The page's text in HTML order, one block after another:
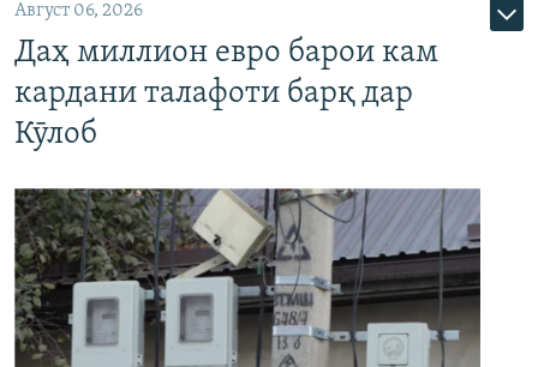
Август 06, 2026
Даҳ миллион евро барои кам
кардани талафоти барқ дар
Кӯлоб